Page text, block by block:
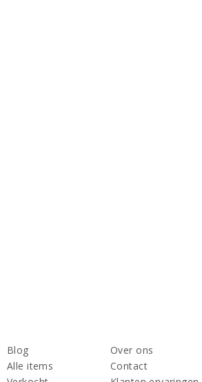
Blog
Alle items
Over ons
Contact